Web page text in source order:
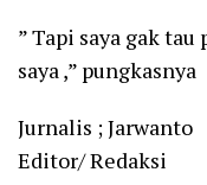
” Tapi saya gak
saya ,” pungkasnya
Jurnalis ; Jarwanto
Editor/ Redaksi